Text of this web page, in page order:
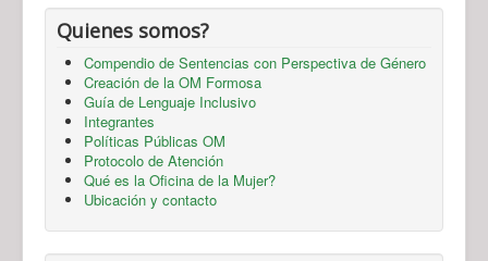
Quienes somos?
Compendio de Sentencias con Perspectiva de Género
Creación de la OM Formosa
Guía de Lenguaje Inclusivo
Integrantes
Políticas Públicas OM
Protocolo de Atención
Qué es la Oficina de la Mujer?
Ubicación y contacto